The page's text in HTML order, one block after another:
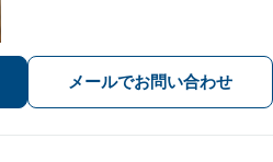
メールでお問い合わせ